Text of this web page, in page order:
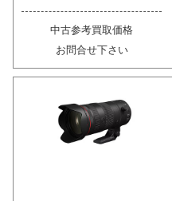
中古参考買取価格
お問合せ下さい